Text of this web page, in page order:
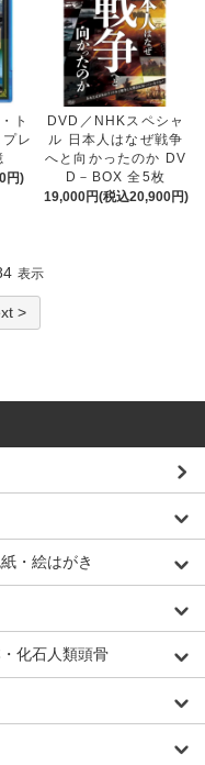
ト
レ
円)
DVD／NHKスペシャ
ル 日本人はなぜ戦争
へと向かったのか DV
D－BOX 全5枚
19,000円(税込20,900円)
表示
>
・絵はがき
化石人類頭骨